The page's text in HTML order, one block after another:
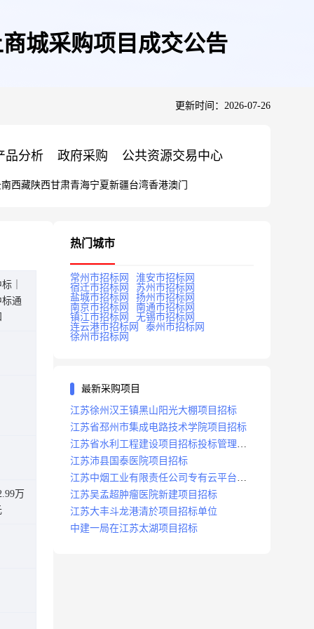
城采购项目成交公告
更新时间：2026-07-26
品分析 政府采购 公共资源交易中心
西藏陕西甘肃青海宁夏新疆台湾香港澳门
｜
标通
万
热门城市
常州市招标网
淮安市招标网
宿迁市招标网
苏州市招标网
盐城市招标网
扬州市招标网
南京市招标网
南通市招标网
镇江市招标网
无锡市招标网
连云港市招标网
泰州市招标网
徐州市招标网
最新采购项目
江苏徐州汉王镇黑山阳光大棚项目招标
江苏省邳州市集成电路技术学院项目招标
江苏省水利工程建设项目招标投标管理办
法
江苏沛县国泰医院项目招标
江苏中烟工业有限责任公司专有云平台扩
容项目招标
江苏吴孟超肿瘤医院新建项目招标
江苏大丰斗龙港清於项目招标单位
中建一局在江苏太湖项目招标